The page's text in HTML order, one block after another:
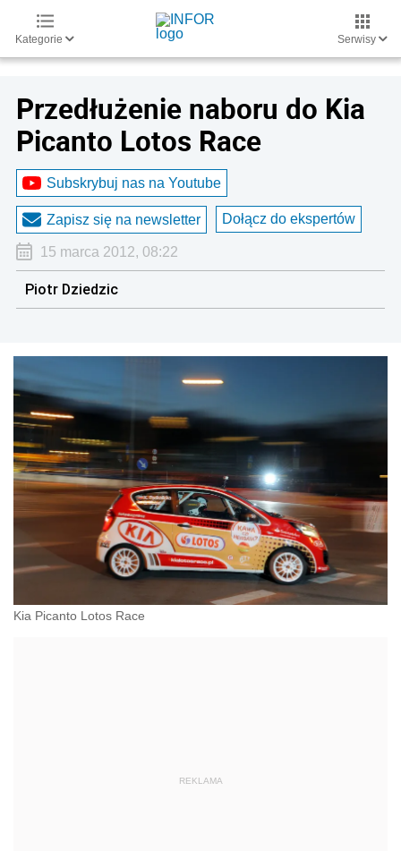
Kategorie Serwisy
Przedłużenie naboru do Kia
Picanto Lotos Race
Subskrybuj nas na Youtube
Zapisz się na newsletter Dołącz do ekspertów
15 marca 2012, 08:22
Piotr Dziedzic
Kia Picanto Lotos Race